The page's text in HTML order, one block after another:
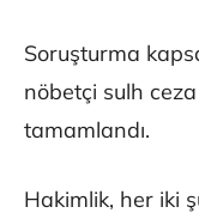
Soruşturma
nöbetçi sulh
tamamlandı.
Hakimlik, her iki